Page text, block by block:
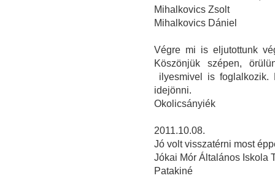
Mihalkovics Zsolt
Mihalkovics Dániel
Végre mi is eljutottunk
Köszönjük szépen,
ilyesmivel is foglalkozik.
idejönni.
Okolicsányiék
2011.10.08.
Jó volt visszatérni most
Jókai Mór Általános Iskola
Patakiné